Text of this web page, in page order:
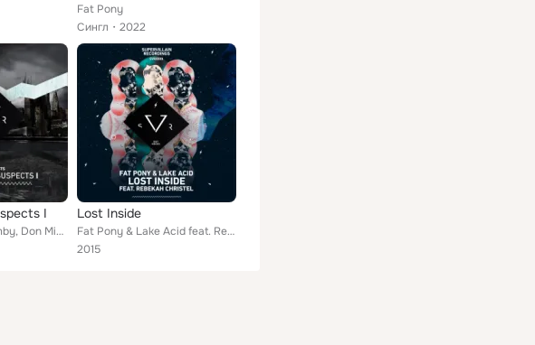
Fat Pony
Сингл
2022
I
Various Artists, Amby, Don Midass, Rodfast, Faustix, Milo S, Ari, Banq feat. Fat Pony, TYRA
Lost Inside
Fat Pony & Lake Acid feat. Rebekah Christel
2015